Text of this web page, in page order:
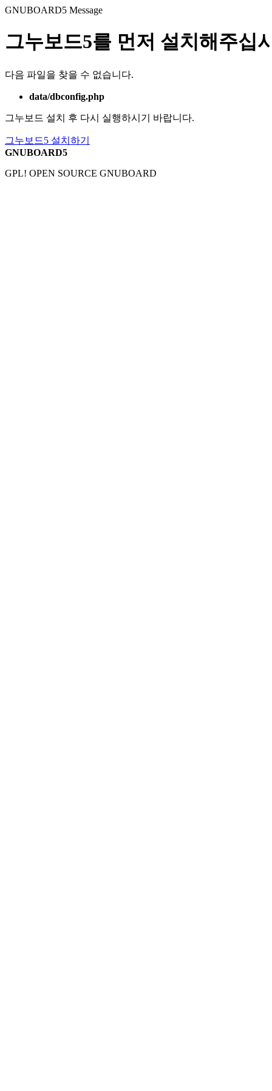
GNUBOARD5 Message
그누보드5를 먼저 설치해주십
다음 파일을 찾을 수 없습니다.
data/dbconfig.php
그누보드 설치 후 다시 실행하시기 바랍니다.
그누보드5 설치하기
GNUBOARD5
GPL! OPEN SOURCE GNUBOARD